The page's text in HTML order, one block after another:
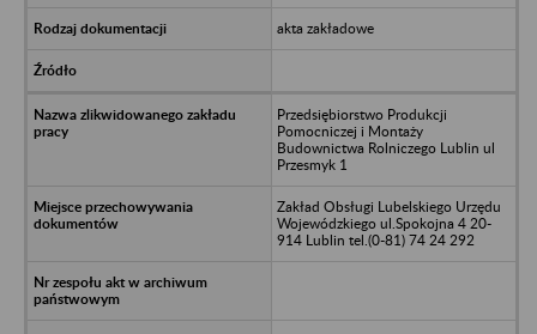
akta zakładowe
Przedsiębiorstwo Produkcji
Pomocniczej i Montaży
Budownictwa Rolniczego Lublin ul
Przesmyk 1
Zakład Obsługi Lubelskiego Urzędu
Wojewódzkiego ul.Spokojna 4 20-
914 Lublin tel.(0-81) 74 24 292